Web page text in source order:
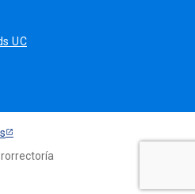
UC